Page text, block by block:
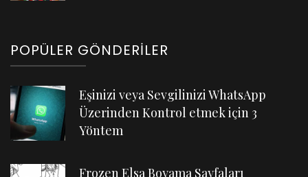
POPÜLER GÖNDERILER
Eşinizi veya Sevgilinizi WhatsApp
Üzerinden Kontrol etmek için 3
Yöntem
Frozen Elsa Boyama Sayfaları